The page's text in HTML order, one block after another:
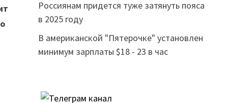
Россиянам придется туже затянуть пояса
в 2025 году
В американской "Пятерочке" установлен
минимум зарплаты $18 - 23 в час